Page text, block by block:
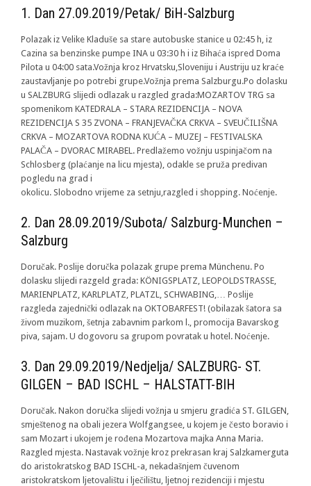
1. Dan 27.09.2019/Petak/ BiH-Salzburg
Polazak iz Velike Kladuše sa stare autobuske stanice u 02:45 h, iz
Cazina sa benzinske pumpe INA u 03:30 h i iz Bihaća ispred Doma
Pilota u 04:00 sata.Vožnja kroz Hrvatsku,Sloveniju i Austriju uz kraće
zaustavljanje po potrebi grupe.Vožnja prema Salzburgu.Po dolasku
u SALZBURG slijedi odlazak u razgled grada:MOZARTOV TRG sa
spomenikom KATEDRALA – STARA REZIDENCIJA – NOVA
REZIDENCIJA S 35 ZVONA – FRANJEVAČKA CRKVA – SVEUČILIŠNA
CRKVA – MOZARTOVA RODNA KUĆA – MUZEJ – FESTIVALSKA
PALAČA – DVORAC MIRABEL. Predlažemo vožnju uspinjačom na
Schlosberg (plaćanje na licu mjesta), odakle se pruža predivan
pogledu na grad i
okolicu. Slobodno vrijeme za setnju,razgled i shopping. Noćenje.
2. Dan 28.09.2019/Subota/ Salzburg-Munchen –
Salzburg
Doručak. Poslije doručka polazak grupe prema Münchenu. Po
dolasku slijedi razgeld grada: KÖNIGSPLATZ, LEOPOLDSTRASSE,
MARIENPLATZ, KARLPLATZ, PLATZL, SCHWABING,… Poslije
razgleda zajednički odlazak na OKTOBARFEST! (obilazak šatora sa
živom muzikom, šetnja zabavnim parkom l., promocija Bavarskog
piva, sajam. U dogovoru sa grupom povratak u hotel. Noćenje.
3. Dan 29.09.2019/Nedjelja/ SALZBURG- ST.
GILGEN – BAD ISCHL – HALSTATT-BIH
Doručak. Nakon doručka slijedi vožnja u smjeru gradića ST. GILGEN,
smještenog na obali jezera Wolfgangsee, u kojem je često boravio i
sam Mozart i ukojem je rođena Mozartova majka Anna Maria.
Razgled mjesta. Nastavak vožnje kroz prekrasan kraj Salzkamerguta
do aristokratskog BAD ISCHL-a, nekadašnjem čuvenom
aristokratskom ljetovalištu i lječilištu, ljetnoj rezidenciji i mjestu